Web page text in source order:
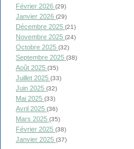
Février 2026 (29)
Janvier 2026 (29)
Décembre 2025 (21)
Novembre 2025 (24)
Octobre 2025 (32)
Septembre 2025 (38)
Août 2025 (35)
Juillet 2025 (33)
Juin 2025 (32)
Mai 2025 (33)
Avril 2025 (36)
Mars 2025 (35)
Février 2025 (38)
Janvier 2025 (37)